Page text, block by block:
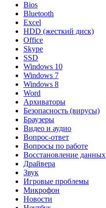
Bios
Bluetooth
Excel
HDD (жесткий диск)
Office
Skype
SSD
Windows 10
Windows 7
Windows 8
Word
Архиваторы
Безопасность (вирусы)
Браузеры
Видео и аудио
Вопрос-ответ
Вопросы по работе
Восстановление данных
Драйвера
Звук
Игровые проблемы
Микрофон
Новости